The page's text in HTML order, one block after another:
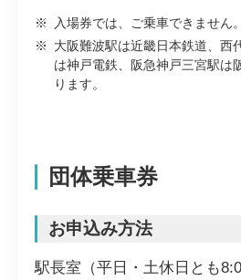
※
入場券では、ご乗車できません。
※
大阪難波駅は近畿日本鉄道、西
は神戸電鉄、阪急神戸三宮駅は
ります。
団体乗車券
お申込み方法
駅長室（平日・土休日とも